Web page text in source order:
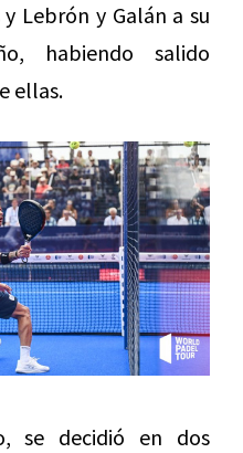
Lebrón y Galán a su
habiendo salido
ellas.
se decidió en dos